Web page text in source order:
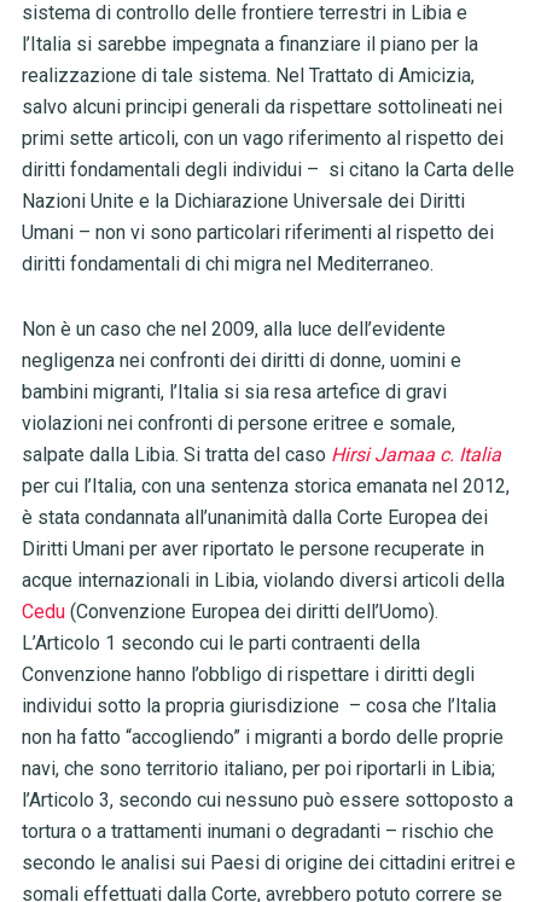
sistema di controllo delle frontiere terrestri in Libia e
l’Italia si sarebbe impegnata a finanziare il piano per la
realizzazione di tale sistema. Nel Trattato di Amicizia,
salvo alcuni principi generali da rispettare sottolineati nei
primi sette articoli, con un vago riferimento al rispetto dei
diritti fondamentali degli individui – si citano la Carta delle
Nazioni Unite e la Dichiarazione Universale dei Diritti
Umani – non vi sono particolari riferimenti al rispetto dei
diritti fondamentali di chi migra nel Mediterraneo.
Non è un caso che nel 2009, alla luce dell’evidente
negligenza nei confronti dei diritti di donne, uomini e
bambini migranti, l’Italia si sia resa artefice di gravi
violazioni nei confronti di persone eritree e somale,
salpate dalla Libia. Si tratta del caso Hirsi Jamaa c. Italia
per cui l’Italia, con una sentenza storica emanata nel 2012,
è stata condannata all’unanimità dalla Corte Europea dei
Diritti Umani per aver riportato le persone recuperate in
acque internazionali in Libia, violando diversi articoli della
Cedu(Convenzione Europea dei diritti dell’Uomo).
L’Articolo 1 secondo cui le parti contraenti della
Convenzione hanno l’obbligo di rispettare i diritti degli
individui sotto la propria giurisdizione – cosa che l’Italia
non ha fatto “accogliendo” i migranti a bordo delle proprie
navi, che sono territorio italiano, per poi riportarli in Libia;
l’Articolo 3, secondo cui nessuno può essere sottoposto a
tortura o a trattamenti inumani o degradanti – rischio che
secondo le analisi sui Paesi di origine dei cittadini eritrei e
somali effettuati dalla Corte, avrebbero potuto correre se